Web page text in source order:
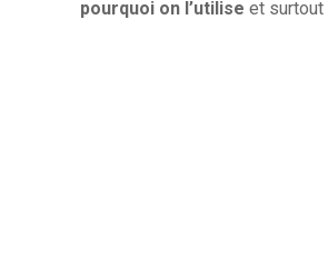
pourquoi on l’utilise et surtout